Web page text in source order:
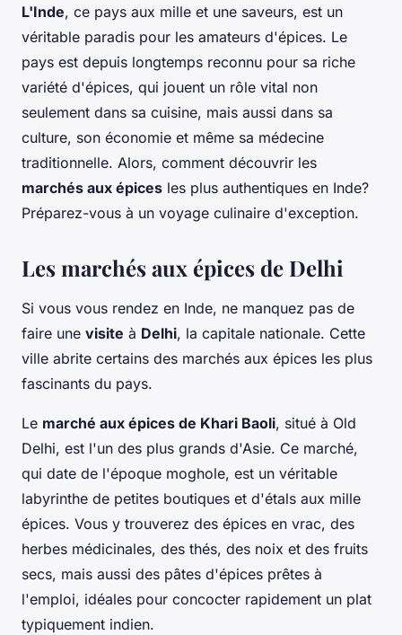
L'Inde, ce pays aux mille et une saveurs, est un
véritable paradis pour les amateurs d'épices. Le
pays est depuis longtemps reconnu pour sa riche
variété d'épices, qui jouent un rôle vital non
seulement dans sa cuisine, mais aussi dans sa
culture, son économie et même sa médecine
traditionnelle. Alors, comment découvrir les
marchés aux épices les plus authentiques en Inde?
Préparez-vous à un voyage culinaire d'exception.
Les marchés aux épices de Delhi
Si vous vous rendez en Inde, ne manquez pas de
faire une visite à Delhi, la capitale nationale. Cette
ville abrite certains des marchés aux épices les plus
fascinants du pays.
Le marché aux épices de Khari Baoli, situé à Old
Delhi, est l'un des plus grands d'Asie. Ce marché,
qui date de l'époque moghole, est un véritable
labyrinthe de petites boutiques et d'étals aux mille
épices. Vous y trouverez des épices en vrac, des
herbes médicinales, des thés, des noix et des fruits
secs, mais aussi des pâtes d'épices prêtes à
l'emploi, idéales pour concocter rapidement un plat
typiquement indien.